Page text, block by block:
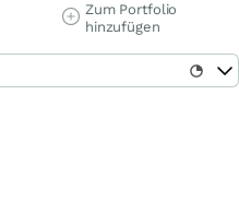
Zum Portfolio
hinzufügen